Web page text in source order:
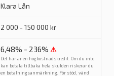
Klara Lån
2 000 - 150 000 kr
6,48% - 236% ⚠
Det här är en högkostnadskredit. Om du inte
kan betala tillbaka hela skulden riskerar du
en betalningsanmärkning. För stöd, vänd